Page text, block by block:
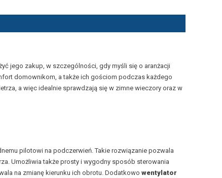
jego zakup, w szczególności, gdy myśli się o aranżacji
domownikom, a także ich gościom podczas każdego
a więc idealnie sprawdzają się w zimne wieczory oraz w
pilotowi na podczerwień. Takie rozwiązanie pozwala
Umożliwia także prosty i wygodny sposób sterowania
na zmianę kierunku ich obrotu. Dodatkowo wentylator